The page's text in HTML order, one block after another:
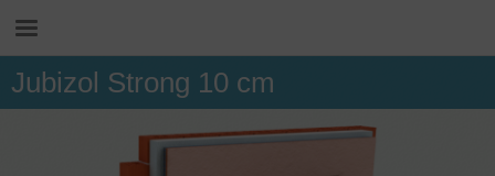
Jubizol Strong 10 cm